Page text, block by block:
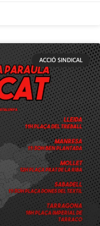
ACCIÓ SINDICAL